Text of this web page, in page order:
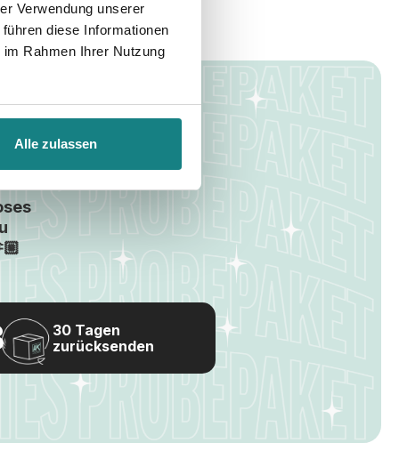
Verwendung unserer
diese Informationen
Rahmen Ihrer Nutzung
Alle zulassen
30 Tagen
zurücksenden